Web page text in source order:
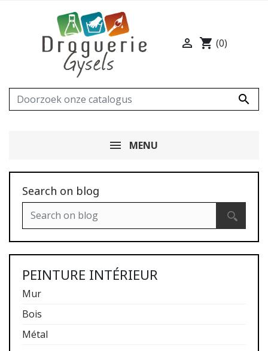

 shopping_cart (0)
MENU
Search on blog
PEINTURE INTÉRIEUR
Mur
Bois
Métal